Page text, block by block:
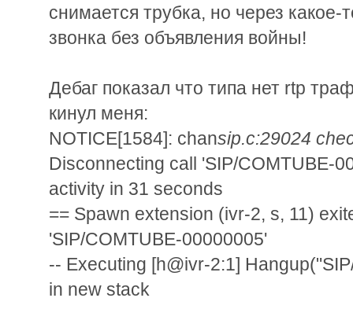
снимается трубка, но через какое-
звонка без объявления войны!
Дебаг показал что типа нет rtp
кинул меня:
NOTICE[1584]: chansip.c:29024
Disconnecting call 'SIP/COMTUBE-
activity in 31 seconds
== Spawn extension (ivr-2, s, 11)
'SIP/COMTUBE-00000005'
-- Executing [h@ivr-2:1]
in new stack